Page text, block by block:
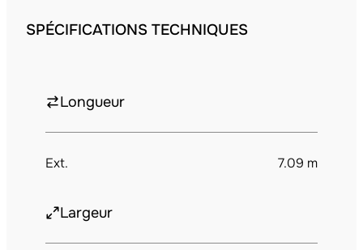
SPÉCIFICATIONS TECHNIQUES
Longueur
Ext. 7.09 m
Largeur